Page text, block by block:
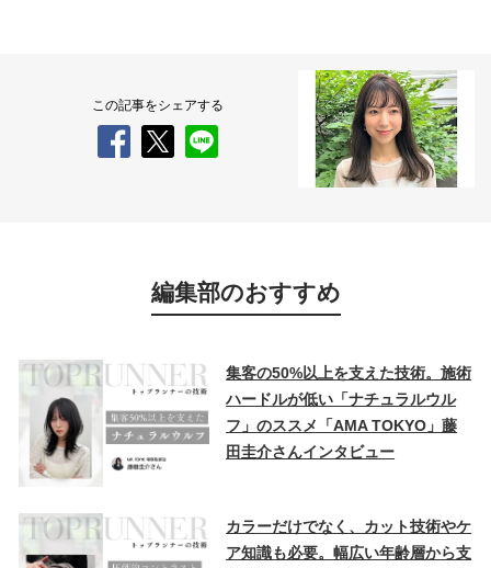
この記事をシェアする
編集部のおすすめ
集客の50%以上を支えた技術。施術
ハードルが低い「ナチュラルウル
フ」のススメ「AMA TOKYO」藤
田圭介さんインタビュー
カラーだけでなく、カット技術やケ
ア知識も必要。幅広い年齢層から支